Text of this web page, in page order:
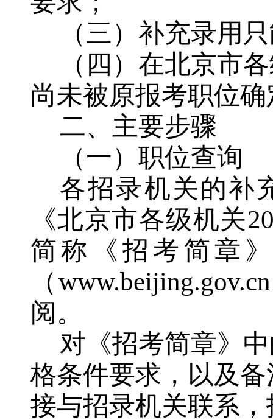
（三）补充录用
（四）在北京市
尚未被原报考职位
二、主要步骤
（一）职位查询
各招录机关的补
《北京市各级机关
简称《招考简章
（
阅。
对《招考简章》
格条件要求 ， 以及
接与招录机关联系